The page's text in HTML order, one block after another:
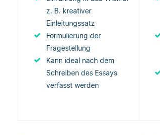
z. B. kreativer
Einleitungssatz
Formulierung der
Fragestellung
Kann ideal nach dem
Schreiben des Essays
verfasst werden